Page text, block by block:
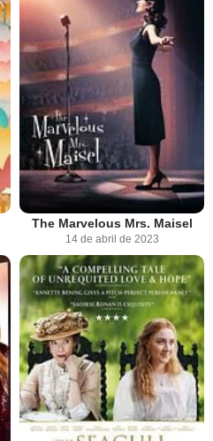
The Marvelous Mrs. Maisel
14 de abril de 2023